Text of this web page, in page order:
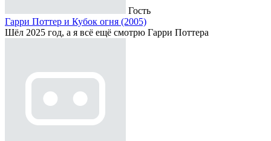
Гость
Гарри Поттер и Кубок огня (2005)
Шёл 2025 год, а я всё ещё смотрю Гарри Поттера